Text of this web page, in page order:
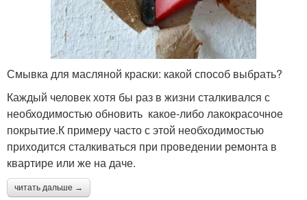
Смывка для масляной краски: какой способ выбрать?
Каждый человек хотя бы раз в жизни сталкивался с
необходимостью обновить какое-либо лакокрасочное
покрытие.К примеру часто с этой необходимостью
приходится сталкиваться при проведении ремонта в
квартире или же на даче.
читать дальше →